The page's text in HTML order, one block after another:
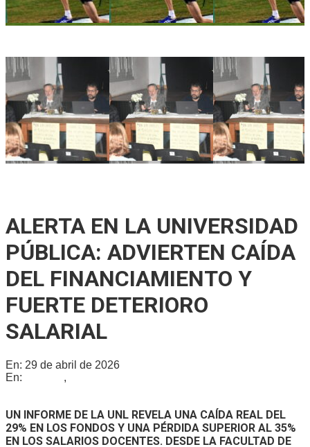
ALERTA EN LA UNIVERSIDAD
PÚBLICA: ADVIERTEN CAÍDA
DEL FINANCIAMIENTO Y
FUERTE DETERIORO
SALARIAL
En: 29 de abril de 2026
En:
,
UN INFORME DE LA UNL REVELA UNA CAÍDA REAL DEL
29% EN LOS FONDOS Y UNA PÉRDIDA SUPERIOR AL 35%
EN LOS SALARIOS DOCENTES. DESDE LA FACULTAD DE